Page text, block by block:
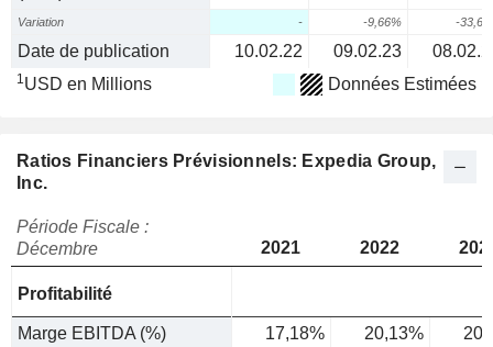
Variation - -9,66% -
Date de publication 10.02.22 09.02.23
1USD en Millions Données Estimées
Ratios Financiers Prévisionnels: Expedia Group,
Inc.
Période Fiscale :
Décembre
2021 2022
Profitabilité
Marge EBITDA (%) 17,18% 20,13%